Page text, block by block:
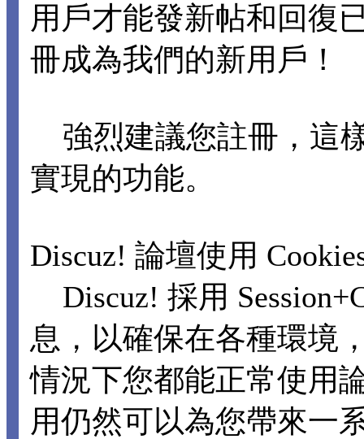
用戶才能發新帖和回復
冊成為我們的新用戶！
強烈建議您註冊，這
實現的功能。
Discuz! 論壇使用
Discuz! 採用
息，以確保在各種環境
情況下您都能正常使用
用仍然可以為您帶來一